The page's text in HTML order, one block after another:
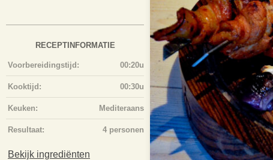
RECEPTINFORMATIE
Voorbereidingstijd: 00:20u
Kooktijd: 00:30u
Keuken: Mediteraans
Resultaat: 4 personen
Bekijk ingrediënten